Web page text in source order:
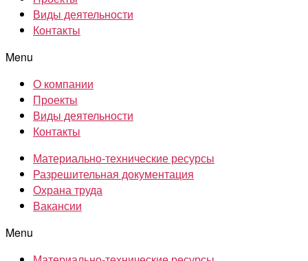
Виды деятельности
Контакты
Menu
О компании
Проекты
Виды деятельности
Контакты
Материально-технические ресурсы
Разрешительная документация
Охрана труда
Вакансии
Menu